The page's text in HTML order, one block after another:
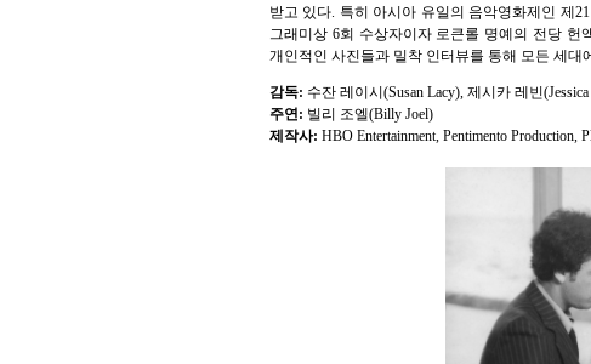
받고 있다. 특히 아시아 유일의 음악영화제인 제
그래미상 6회 수상자이자 로큰롤 명예의 전당
개인적인 사진들과 밀착 인터뷰를 통해 모든 세
감독: 수잔 레이시(Susan Lacy), 제시카 레빈
주연: 빌리 조엘(Billy Joel)
제작사: HBO Entertainment, Pentimento Production,